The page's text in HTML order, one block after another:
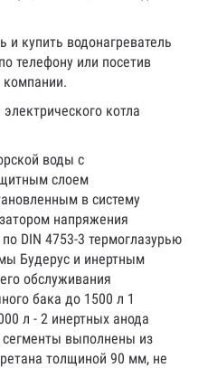
купить водонагреватель
телефону или посетив
компании.
котла
воды с
слоем
в систему
напряжения
DIN 4753-3 термоглазурью
Будерус и инертным
обслуживания
бака до 1500 л 1
л - 2 инертных анода
выполнены из
толщиной 90 мм, не